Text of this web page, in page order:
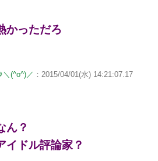
かっただろ
(^o^)／ ：2015/04/01(水) 14:21:07.17
ん？
イドル評論家？